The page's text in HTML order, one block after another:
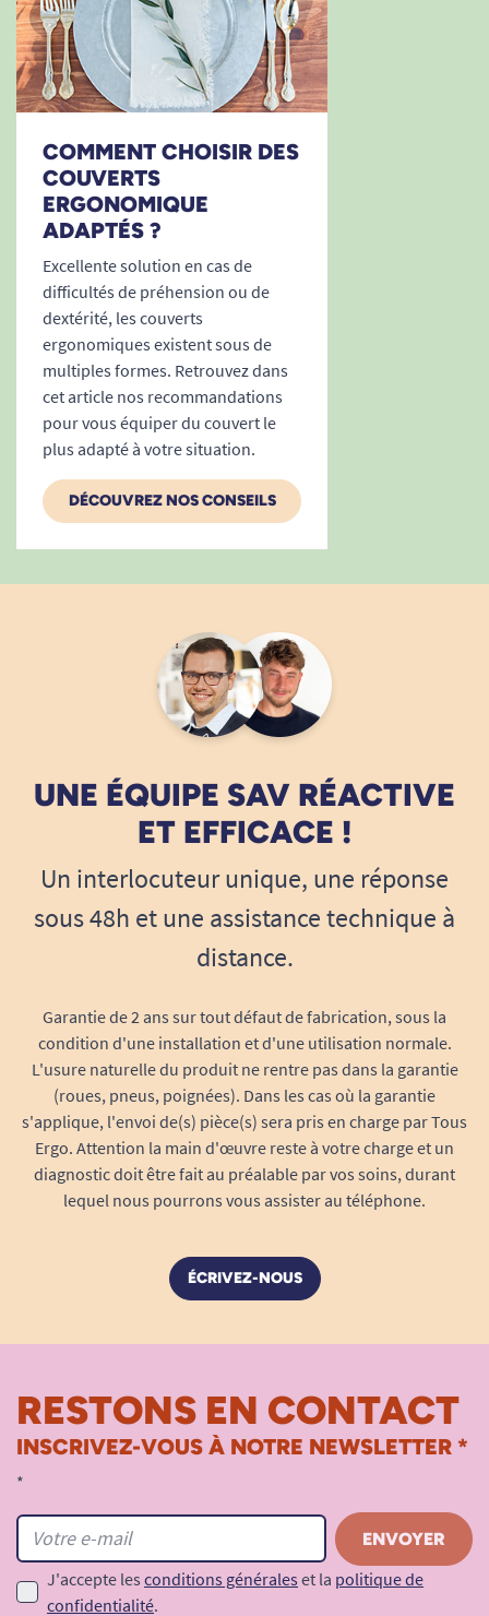
COMMENT CHOISIR DES
COUVERTS
ERGONOMIQUE
ADAPTÉS ?
Excellente solution en cas de
difficultés de préhension ou de
dextérité, les couverts
ergonomiques existent sous de
multiples formes. Retrouvez dans
cet article nos recommandations
pour vous équiper du couvert le
plus adapté à votre situation.
DÉCOUVREZ NOS CONSEILS
UNE ÉQUIPE SAV RÉACTIVE
ET EFFICACE !
Un interlocuteur unique, une réponse
sous 48h et une assistance technique à
distance.
Garantie de 2 ans sur tout défaut de fabrication, sous la
condition d'une installation et d'une utilisation normale.
L'usure naturelle du produit ne rentre pas dans la garantie
(roues, pneus, poignées). Dans les cas où la garantie
s'applique, l'envoi de(s) pièce(s) sera pris en charge par Tous
Ergo. Attention la main d'œuvre reste à votre charge et un
diagnostic doit être fait au préalable par vos soins, durant
lequel nous pourrons vous assister au téléphone.
ÉCRIVEZ-NOUS
RESTONS EN CONTACT
INSCRIVEZ-VOUS À NOTRE NEWSLETTER *
*
J'accepte les conditions générales et la politique de
confidentialité.